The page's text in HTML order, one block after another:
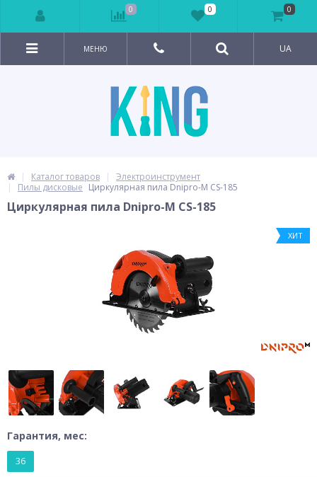
МЕНЮ UA
Каталог товаров
Электроинструмент
Пилы дисковые Циркулярная пила Dnipro-M CS-185
Циркулярная пила Dnipro-M CS-185
ХИТ
Гарантия, мес:
36
0 0 0